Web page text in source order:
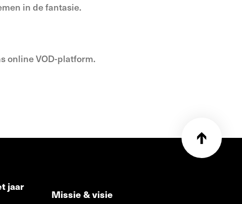
in de fantasie.
online VOD-platform.
jaar
Missie & visie